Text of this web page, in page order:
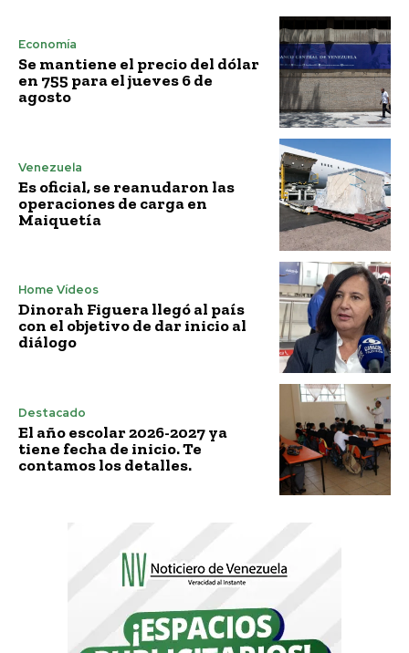
Economía
Se mantiene el precio del dólar
en 755 para el jueves 6 de
agosto
Venezuela
Es oficial, se reanudaron las
operaciones de carga en
Maiquetía
Home Vídeos
Dinorah Figuera llegó al país
con el objetivo de dar inicio al
diálogo
Destacado
El año escolar 2026-2027 ya
tiene fecha de inicio. Te
contamos los detalles.